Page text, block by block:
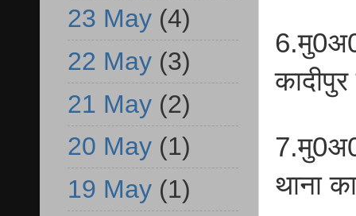
थाना
23 May (4)
22 May (3)
21 May (2)
20 May (1)
19 May (1)